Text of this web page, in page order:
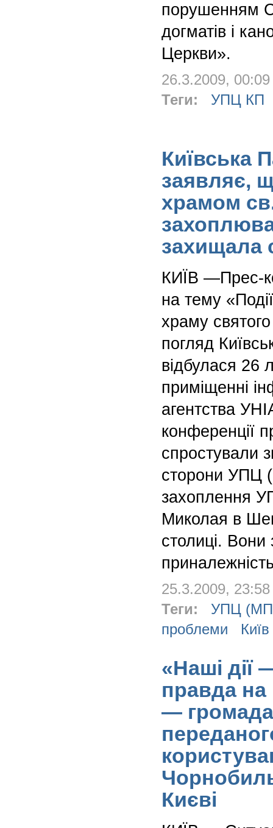
порушенням
догматів і
Церкви».
26.3.2009,
Теги:
УПЦ КП
Київська
заявляє,
храмом
захищала
КИЇВ —Прес-
на тему
храму
погляд
відбулася 26
приміщенні
агентства
конференції
спростували
сторони УПЦ
захоплення
Миколая в
столиці.
25.3.2009,
Теги:
УПЦ
проблеми
Київ
«Наші дії
правда
—
Києві